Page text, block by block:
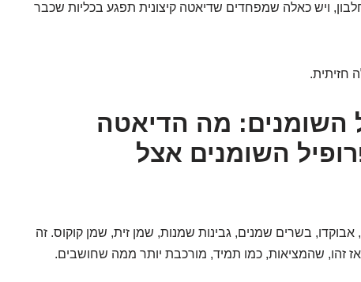
ויש כאלה שמפחדים שדיאטה קיצונית תפגע בכליות שכבר
חזיתית.
השומנים: מה הדיאטה
השומנים אצל
אבוקדו, בשרים שמנים, גבינות שמנות, שמן זית, שמן קוקוס. זה
אז זהו, שהמציאות, כמו תמיד, מורכבת יותר ממה שחושבים.